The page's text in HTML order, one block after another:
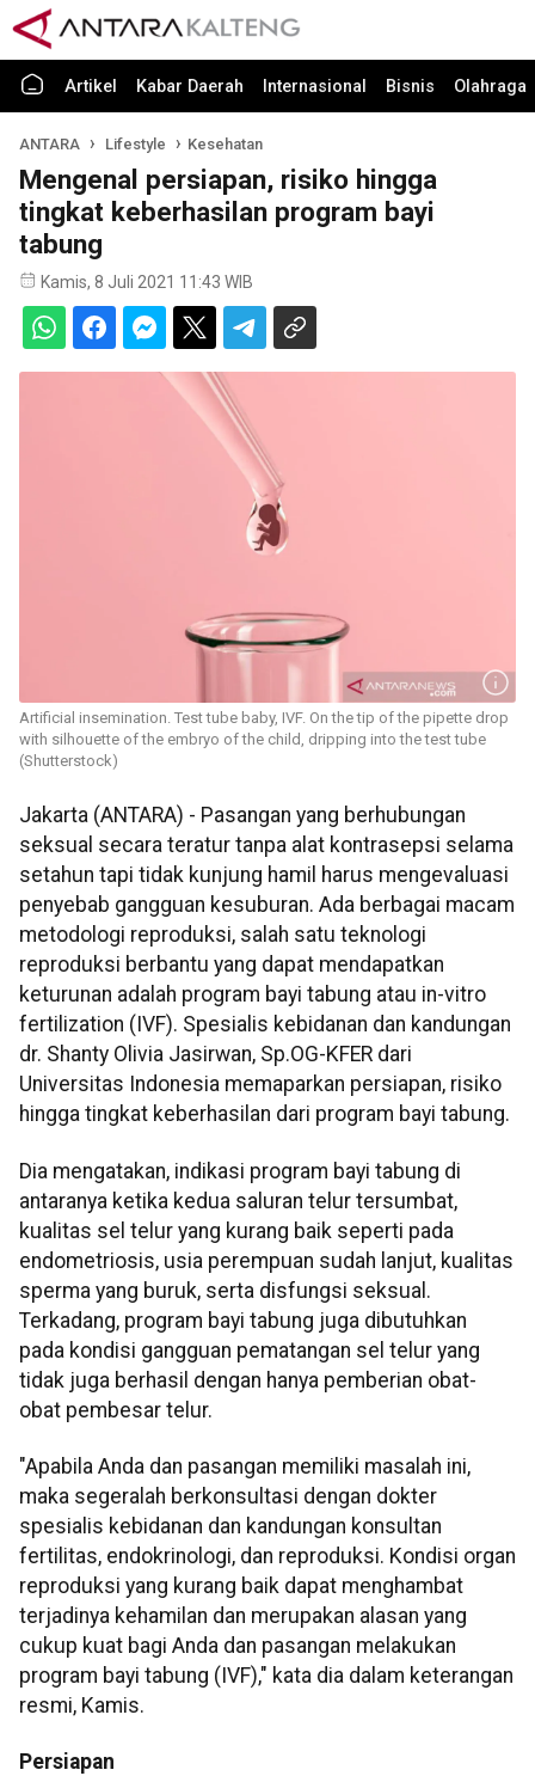
Artikel Kabar Daerah Internasional Bisnis Olahraga
ANTARA Lifestyle Kesehatan
Mengenal persiapan, risiko hingga
tingkat keberhasilan program bayi
tabung
Kamis, 8 Juli 2021 11:43 WIB
Artificial insemination. Test tube baby, IVF. On the tip of the pipette drop
with silhouette of the embryo of the child, dripping into the test tube
(Shutterstock)
Jakarta (ANTARA) - Pasangan yang berhubungan
seksual secara teratur tanpa alat kontrasepsi selama
setahun tapi tidak kunjung hamil harus mengevaluasi
penyebab gangguan kesuburan. Ada berbagai macam
metodologi reproduksi, salah satu teknologi
reproduksi berbantu yang dapat mendapatkan
keturunan adalah program bayi tabung atau in-vitro
fertilization (IVF). Spesialis kebidanan dan kandungan
dr. Shanty Olivia Jasirwan, Sp.OG-KFER dari
Universitas Indonesia memaparkan persiapan, risiko
hingga tingkat keberhasilan dari program bayi tabung.
Dia mengatakan, indikasi program bayi tabung di
antaranya ketika kedua saluran telur tersumbat,
kualitas sel telur yang kurang baik seperti pada
endometriosis, usia perempuan sudah lanjut, kualitas
sperma yang buruk, serta disfungsi seksual.
Terkadang, program bayi tabung juga dibutuhkan
pada kondisi gangguan pematangan sel telur yang
tidak juga berhasil dengan hanya pemberian obat-
obat pembesar telur.
"Apabila Anda dan pasangan memiliki masalah ini,
maka segeralah berkonsultasi dengan dokter
spesialis kebidanan dan kandungan konsultan
fertilitas, endokrinologi, dan reproduksi. Kondisi organ
reproduksi yang kurang baik dapat menghambat
terjadinya kehamilan dan merupakan alasan yang
cukup kuat bagi Anda dan pasangan melakukan
program bayi tabung (IVF)," kata dia dalam keterangan
resmi, Kamis.
Persiapan